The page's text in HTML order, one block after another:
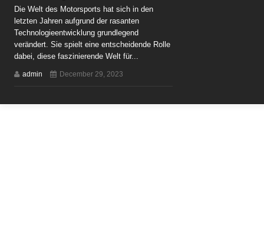
Die Welt des Motorsports hat sich in den
letzten Jahren aufgrund der rasanten
Technologieentwicklung grundlegend
verändert. Sie spielt eine entscheidende Rolle
dabei, diese faszinierende Welt für...
admin December 29, 2023